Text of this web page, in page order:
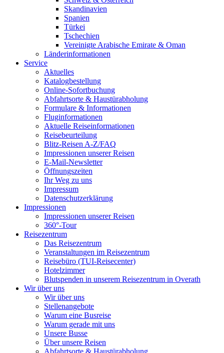
Skandinavien
Spanien
Türkei
Tschechien
Vereinigte Arabische Emirate & Oman
Länderinformationen
Service
Aktuelles
Katalogbestellung
Online-Sofortbuchung
Abfahrtsorte & Haustürabholung
Formulare & Informationen
Fluginformationen
Aktuelle Reiseinformationen
Reisebeurteilung
Blitz-Reisen A-Z/FAQ
Impressionen unserer Reisen
E-Mail-Newsletter
Öffnungszeiten
Ihr Weg zu uns
Impressum
Datenschutzerklärung
Impressionen
Impressionen unserer Reisen
360°-Tour
Reisezentrum
Das Reisezentrum
Veranstaltungen im Reisezentrum
Reisebüro (TUI-Reisecenter)
Hotelzimmer
Blutspenden in unserem Reisezentrum in Overath
Wir über uns
Wir über uns
Stellenangebote
Warum eine Busreise
Warum gerade mit uns
Unsere Busse
Über unsere Reisen
Abfahrtsorte & Haustürabholung